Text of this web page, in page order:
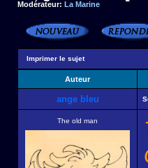
Modérateur: La Marine
Imprimer le sujet
Auteur
ange bleu
The old man